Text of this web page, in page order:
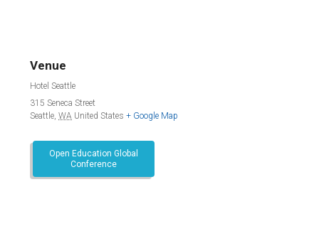
Venue
Hotel Seattle
315 Seneca Street
Seattle, WA United States + Google Map
Open Education Global
Conference